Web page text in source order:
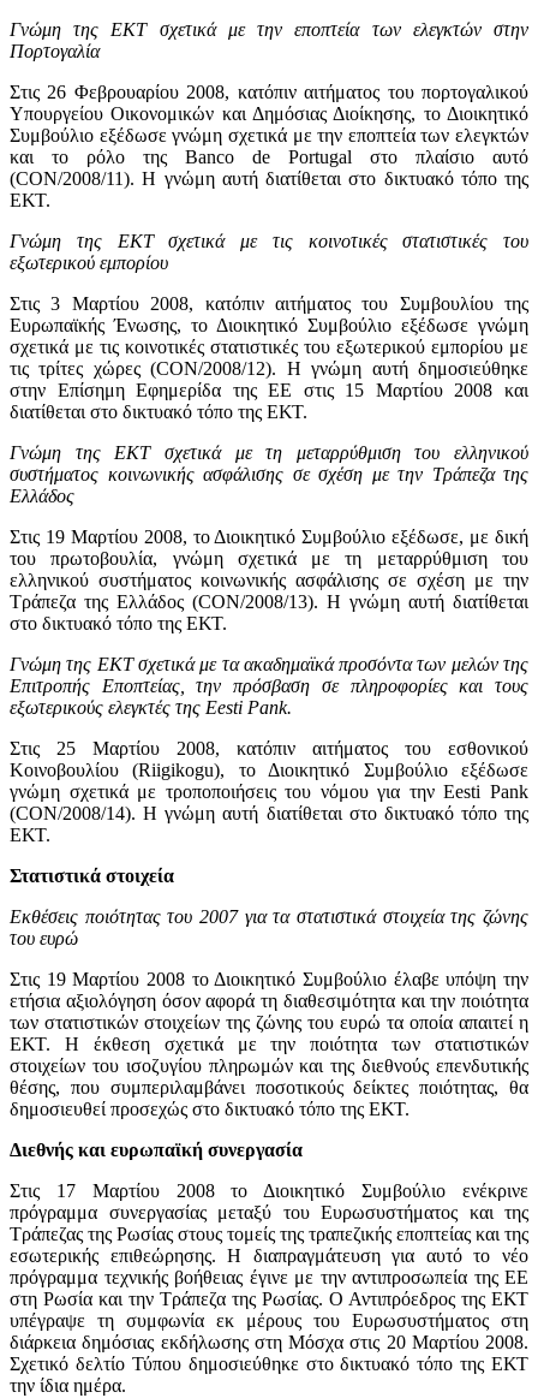
Γνώμη της ΕΚΤ σχετικά με την εποπτεία των ελεγκτών στην
Πορτογαλία
Στις 26 Φεβρουαρίου 2008, κατόπιν αιτήματος του πορτογαλικού
Υπουργείου Οικονομικών και Δημόσιας Διοίκησης, το Διοικητικό
Συμβούλιο εξέδωσε γνώμη σχετικά με την εποπτεία των ελεγκτών
και το ρόλο της Banco de Portugal στο πλαίσιο αυτό
(CON/2008/11). Η γνώμη αυτή διατίθεται στο δικτυακό τόπο της
ΕΚΤ.
Γνώμη της ΕΚΤ σχετικά με τις κοινοτικές στατιστικές του
εξωτερικού εμπορίου
Στις 3 Μαρτίου 2008, κατόπιν αιτήματος του Συμβουλίου της
Ευρωπαϊκής Ένωσης, το Διοικητικό Συμβούλιο εξέδωσε γνώμη
σχετικά με τις κοινοτικές στατιστικές του εξωτερικού εμπορίου με
τις τρίτες χώρες (CON/2008/12). Η γνώμη αυτή δημοσιεύθηκε
στην Επίσημη Εφημερίδα της ΕΕ στις 15 Μαρτίου 2008 και
διατίθεται στο δικτυακό τόπο της ΕΚΤ.
Γνώμη της ΕΚΤ σχετικά με τη μεταρρύθμιση του ελληνικού
συστήματος κοινωνικής ασφάλισης σε σχέση με την Τράπεζα της
Ελλάδος
Στις 19 Μαρτίου 2008, το Διοικητικό Συμβούλιο εξέδωσε, με δική
του πρωτοβουλία, γνώμη σχετικά με τη μεταρρύθμιση του
ελληνικού συστήματος κοινωνικής ασφάλισης σε σχέση με την
Τράπεζα της Ελλάδος (CON/2008/13). Η γνώμη αυτή διατίθεται
στο δικτυακό τόπο της ΕΚΤ.
Γνώμη της ΕΚΤ σχετικά με τα ακαδημαϊκά προσόντα των μελών της
Επιτροπής Εποπτείας, την πρόσβαση σε πληροφορίες και τους
εξωτερικούς ελεγκτές της Eesti Pank.
Στις 25 Μαρτίου 2008, κατόπιν αιτήματος του εσθονικού
Κοινοβουλίου (Riigikogu), το Διοικητικό Συμβούλιο εξέδωσε
γνώμη σχετικά με τροποποιήσεις του νόμου για την Eesti Pank
(CON/2008/14). Η γνώμη αυτή διατίθεται στο δικτυακό τόπο της
ΕΚΤ.
Στατιστικά στοιχεία
Εκθέσεις ποιότητας του 2007 για τα στατιστικά στοιχεία της ζώνης
του ευρώ
Στις 19 Μαρτίου 2008 το Διοικητικό Συμβούλιο έλαβε υπόψη την
ετήσια αξιολόγηση όσον αφορά τη διαθεσιμότητα και την ποιότητα
των στατιστικών στοιχείων της ζώνης του ευρώ τα οποία απαιτεί η
ΕΚΤ. Η έκθεση σχετικά με την ποιότητα των στατιστικών
στοιχείων του ισοζυγίου πληρωμών και της διεθνούς επενδυτικής
θέσης, που συμπεριλαμβάνει ποσοτικούς δείκτες ποιότητας, θα
δημοσιευθεί προσεχώς στο δικτυακό τόπο της ΕΚΤ.
Διεθνής και ευρωπαϊκή συνεργασία
Στις 17 Μαρτίου 2008 το Διοικητικό Συμβούλιο ενέκρινε
πρόγραμμα συνεργασίας μεταξύ του Ευρωσυστήματος και της
Τράπεζας της Ρωσίας στους τομείς της τραπεζικής εποπτείας και της
εσωτερικής επιθεώρησης. Η διαπραγμάτευση για αυτό το νέο
πρόγραμμα τεχνικής βοήθειας έγινε με την αντιπροσωπεία της ΕΕ
στη Ρωσία και την Τράπεζα της Ρωσίας. Ο Αντιπρόεδρος της ΕΚΤ
υπέγραψε τη συμφωνία εκ μέρους του Ευρωσυστήματος στη
διάρκεια δημόσιας εκδήλωσης στη Μόσχα στις 20 Μαρτίου 2008.
Σχετικό δελτίο Τύπου δημοσιεύθηκε στο δικτυακό τόπο της ΕΚΤ
την ίδια ημέρα.